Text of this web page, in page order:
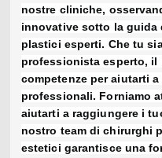
nostre cliniche,
innovative sotto la guida
plastici esperti. Che tu
professionista esperto, il
competenze per aiutarti
professionali. Forniamo
aiutarti a raggiungere i
nostro team di chirurghi
estetici garantisce una